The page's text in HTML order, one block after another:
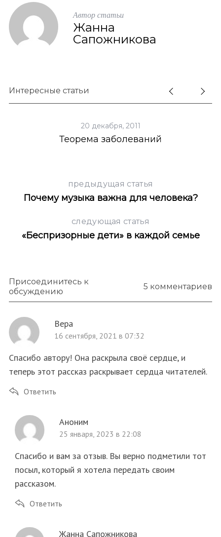
Автор статьи
Жанна
Сапожникова
Интересные статьи
20 декабря, 2011
Теорема заболеваний
предыдущая статья
Почему музыка важна для человека?
следующая статья
«Беспризорные дети» в каждой семье
Присоединитесь к
обсуждению
5 комментариев
Вера
16 сентября, 2021 в 07:32
Спасибо автору! Она раскрыла своё сердце, и
теперь этот рассказ раскрывает сердца читателей.
Ответить
Аноним
25 января, 2023 в 22:08
Спасибо и вам за отзыв. Вы верно подметили тот
посыл, который я хотела передать своим
рассказом.
Ответить
Жанна Сапожникова